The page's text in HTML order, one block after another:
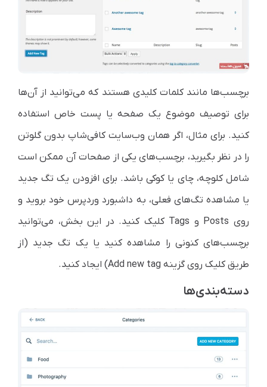
برچسب‌ها مانند کلمات کلیدی هستند که می‌توانید از آن‌ها
برای توصیف موضوع یک صفحه یا پست خاص استفاده
کنید. برای مثال، اگر همان وب‌سایت کافی‌شاپ بدون گلوتن
را در نظر بگیرید، برچسب‌های یکی از صفحات آن ممکن است
شامل کلوچه، چای یا کوکی باشد. برای افزودن یک تگ جدید
یا مشاهده تگ‌های فعلی، به داشبورد وردپرس خود بروید و
روی Posts و Tags کلیک کنید. در این بخش، می‌توانید
برچسب‌های کنونی را مشاهده کنید یا یک تگ جدید (از
طریق کلیک روی گزینه Add new tag) ایجاد کنید.
دسته‌بندی‌ها